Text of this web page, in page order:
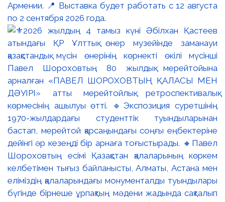
Армении. 📍 Выставка будет работать с 12 августа
по 2 сентября 2026 года.